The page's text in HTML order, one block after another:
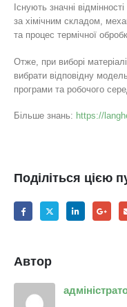
Існують значні
за хімічним складом,
та процес термічної
Отже, при виборі
вибрати відповідну
програми та робочого
Більше знань: https://
Поділіться цією
Автор